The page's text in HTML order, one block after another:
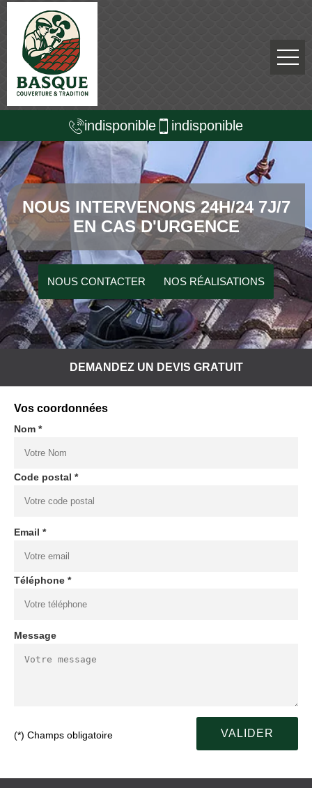
indisponible indisponible
NOUS INTERVENONS 24H/24 7J/7
EN CAS D'URGENCE
NOUS CONTACTER NOS RÉALISATIONS
DEMANDEZ UN DEVIS GRATUIT
Vos coordonnées
Nom *
Code postal *
Email *
Téléphone *
Message
(*) Champs obligatoire